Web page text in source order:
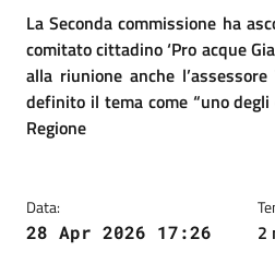
La Seconda commissione ha
comitato cittadino ‘Pro acque
alla riunione anche
definito il tema come “uno
Regione
Data:
28 Apr 2026 17:26
2